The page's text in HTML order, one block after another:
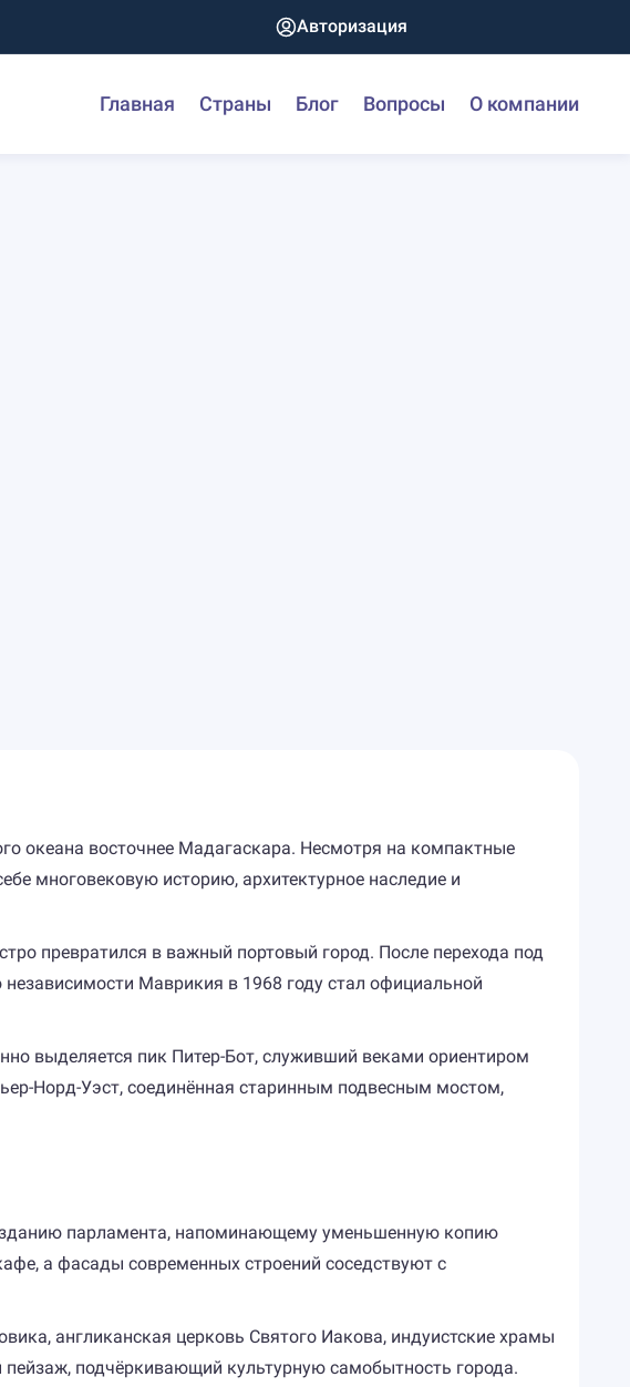
Авторизация
Главная Страны Блог Вопросы О компании
океана восточнее Мадагаскара. Несмотря на компактные
многовековую историю, архитектурное наследие и
превратился в важный портовый город. После перехода под
независимости Маврикия в 1968 году стал официальной
выделяется пик Питер-Бот, служивший веками ориентиром
Норд-Уэст, соединённая старинным подвесным мостом,
зданию парламента, напоминающему уменьшенную копию
а фасады современных строений соседствуют с
англиканская церковь Святого Иакова, индуистские храмы
подчёркивающий культурную самобытность города.